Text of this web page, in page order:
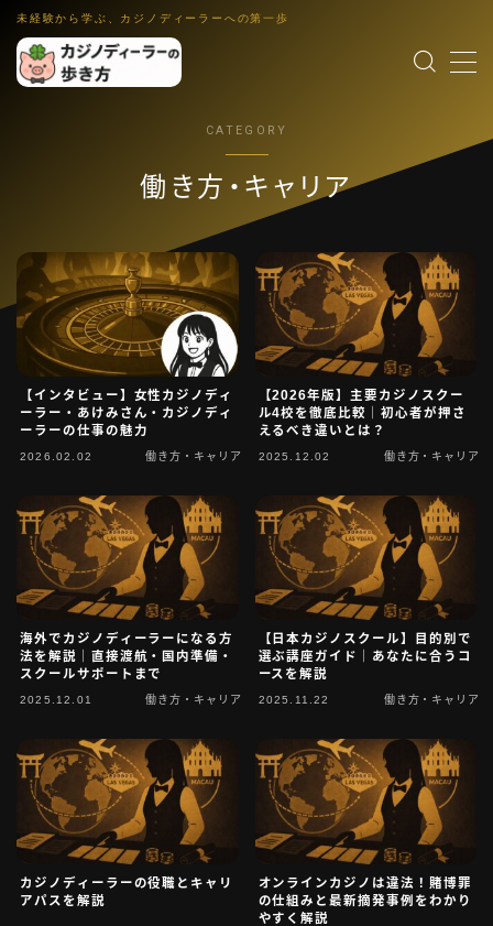
未経験から学ぶ、カジノディーラーへの第一歩
MENU
各ゲーム・控除率・ルール入門
働き方・キャリア IR・法律・海外就業・スクール
業界コラム インタビュー裏話・文化小話・更新演出
語学・スキル 英語教材・接客英語・メンタル・ホスピタリティ
お問い合わせ
タグ一覧
CATEGORY
働き方・キャリア
【インタビュー】女性カジノディ
ーラー・あけみさん・カジノディ
ーラーの仕事の魅力
2026.02.02 働き方・キャリア
【2026年版】主要カジノスクー
ル4校を徹底比較｜初心者が押さ
えるべき違いとは？
2025.12.02 働き方・キャリア
海外でカジノディーラーになる方
法を解説｜直接渡航・国内準備・
スクールサポートまで
2025.12.01 働き方・キャリア
【日本カジノスクール】目的別で
選ぶ講座ガイド｜あなたに合うコ
ースを解説
2025.11.22 働き方・キャリア
カジノディーラーの役職とキャリ
アパスを解説
オンラインカジノは違法！賭博罪
の仕組みと最新摘発事例をわかり
やすく解説